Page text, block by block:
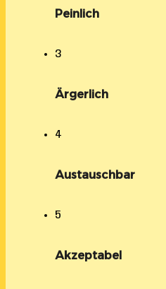
Peinlich
3
Ärgerlich
4
Austauschbar
5
Akzeptabel